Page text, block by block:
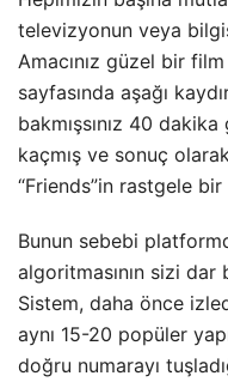
televizyonun veya
Amacınız güzel bir
sayfasında aşağı
bakmışsınız 40
kaçmış ve sonuç
“Friends”in rastgele bir
Bunun sebebi
algoritmasının sizi
Sistem, daha önce
aynı 15-20 popüler
doğru numarayı